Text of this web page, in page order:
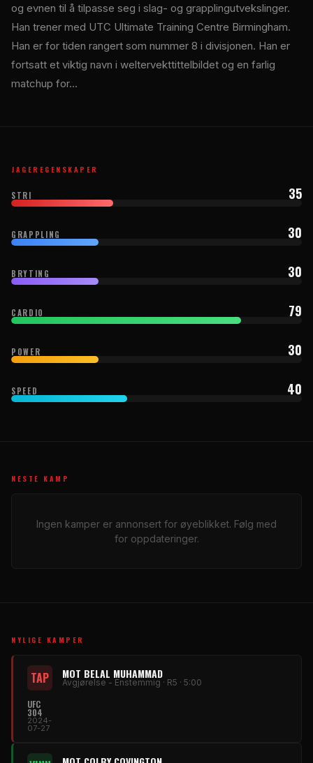
og evnen til å tilpasse seg i slag- og grapplingutvekslinger.
Han trener med UTC Ultimate Training Centre Birmingham.
Han er for tiden rangert som nummer 8 i divisjonen. Han er
fortsatt et viktig navn i weltervekttittelbildet og en farlig
matchup for…
JAGEREGENSKAPER
STRI 35
GRAPPLING 30
BRYTING 30
CARDIO 79
POWER 30
SPEED 40
NESTE KAMP
Ingen kamper er annonsert for øyeblikket. Følg med
for oppdateringer.
NYLIGE KAMPER
TAP MOT BELAL MUHAMMAD
Avgjørelse - Enstemmig · R5 · 5:00
UFC
304
2024-
07-27